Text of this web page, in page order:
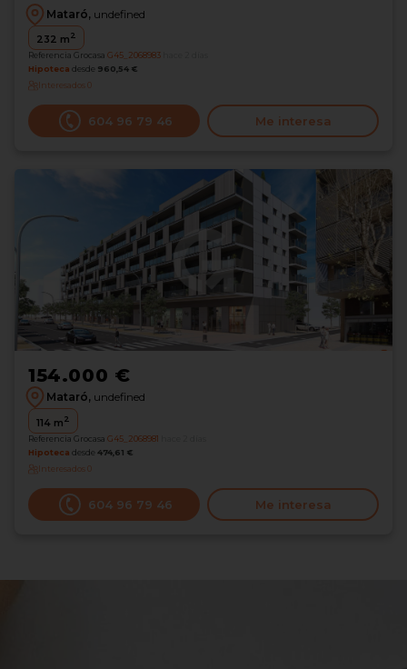
Mataró, undefined
232 m2
Referencia Grocasa G45_2068983
Hipoteca desde 960,54 €
Interesados0
604 96 79 46 Me interesa
154.000 €
Mataró, undefined
114 m2
Referencia Grocasa G45_2068981
Hipoteca desde 474,61 €
Interesados0
604 96 79 46 Me interesa